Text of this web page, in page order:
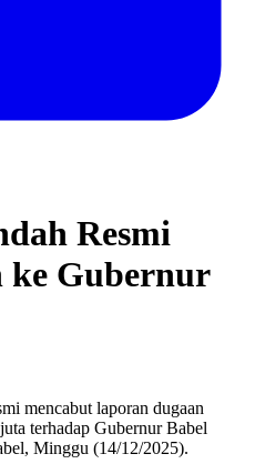
Resmi
ke Gubernur
mencabut laporan dugaan
terhadap Gubernur Babel
Minggu (14/12/2025).